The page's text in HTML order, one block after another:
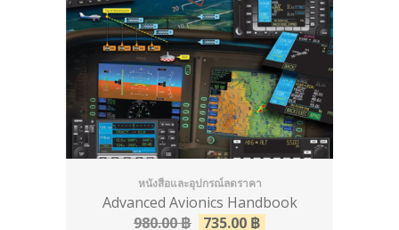
หนังสือและอุปกรณ์ลดราคา
Advanced Avionics Handbook
980.00฿ 735.00 ฿